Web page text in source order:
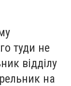
туди не
відділу
на